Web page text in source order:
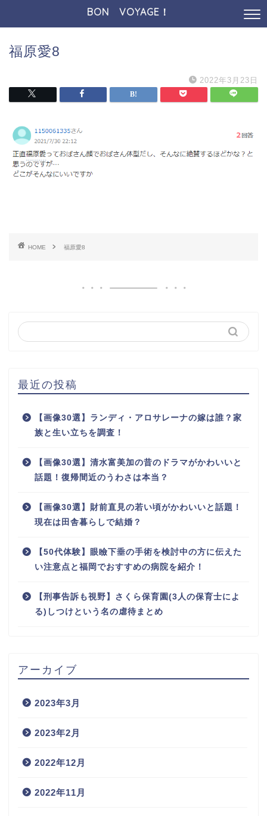
BON VOYAGE！
福原愛8
2022年3月23日
HOME 福原愛8
最近の投稿
【画像30選】ランディ・アロサレーナの嫁は誰？家
族と生い立ちを調査！
【画像30選】清水富美加の昔のドラマがかわいいと
話題！復帰間近のうわさは本当？
【画像30選】財前直見の若い頃がかわいいと話題！
現在は田舎暮らしで結婚？
【50代体験】眼瞼下垂の手術を検討中の方に伝えた
い注意点と福岡でおすすめの病院を紹介！
【刑事告訴も視野】さくら保育園(3人の保育士によ
る)しつけという名の虐待まとめ
アーカイブ
2023年3月
2023年2月
2022年12月
2022年11月